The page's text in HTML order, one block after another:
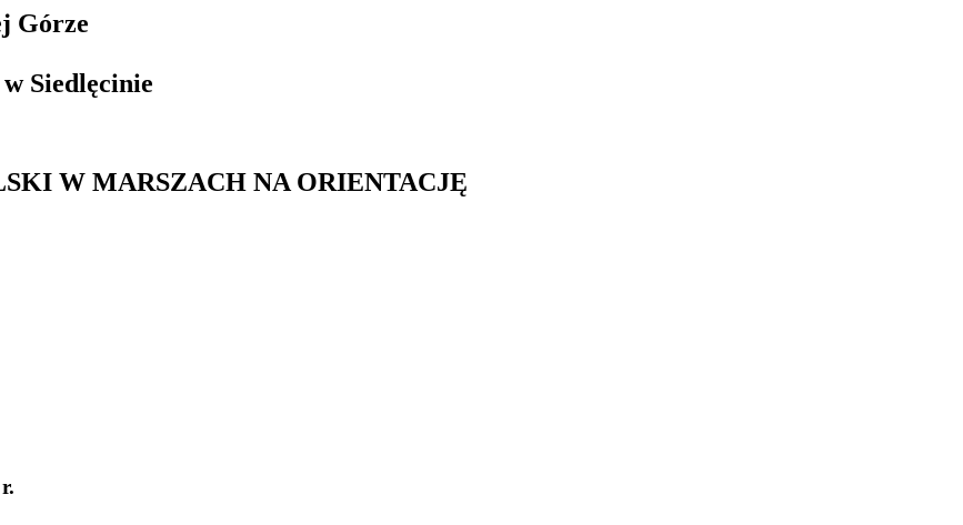
Górze
Siedlęcinie
W MARSZACH NA ORIENTACJĘ